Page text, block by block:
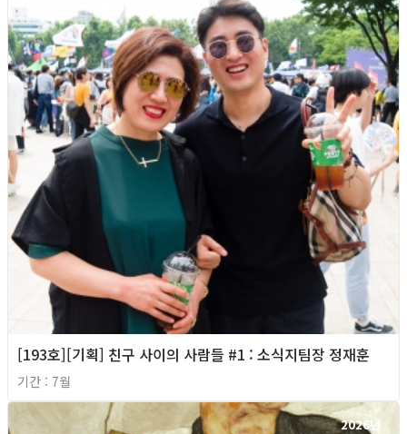
[193호][기획] 친구 사이의 사람들 #1 : 소식지팀장 정재훈
기간 : 7월
2026년